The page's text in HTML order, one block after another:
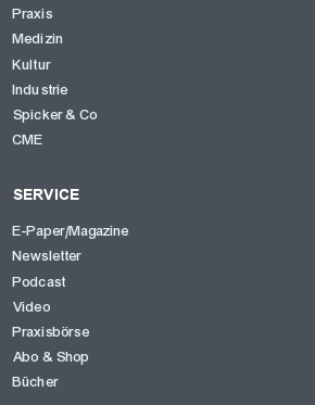
Praxis
Medizin
Kultur
Industrie
Spicker & Co
CME
SERVICE
E-Paper/Magazine
Newsletter
Podcast
Video
Praxisbörse
Abo & Shop
Bücher